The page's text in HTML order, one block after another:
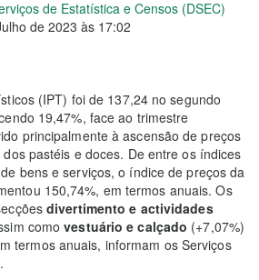
de Estatística e Censos (DSEC)
de 2023 às 17:02
(IPT) foi de 137,24 no segundo
19,47%, face ao trimestre
principalmente à ascensão de preços
pastéis e doces. De entre os índices
bens e serviços, o índice de preços da
150,74%, em termos anuais. Os
divertimento e actividades
comovestuário e calçado (+7,07%)
termos anuais, informam os Serviços